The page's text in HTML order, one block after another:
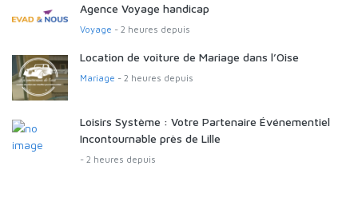
Agence Voyage handicap
Voyage - 2 heures depuis
Location de voiture de Mariage dans l’Oise
Mariage - 2 heures depuis
Loisirs Système : Votre Partenaire Événementiel
Incontournable près de Lille
- 2 heures depuis